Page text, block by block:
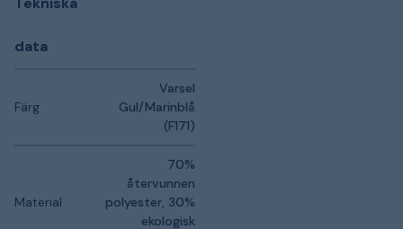
data
Färg
Varsel
Gul/Marinblå
(F171)
Material
70%
återvunnen
polyester, 30%
ekologisk